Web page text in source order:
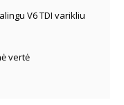
V6 TDI varikliu
vertė